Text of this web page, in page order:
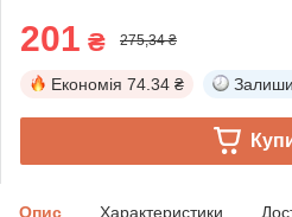
201 ₴ 275,34 ₴
Економія 74.34 ₴
Опис Характеристики